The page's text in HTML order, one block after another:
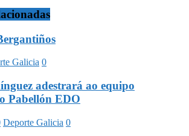
Galicia 0
adestrará ao equipo
Pabellón EDO
Deporte Galicia 0